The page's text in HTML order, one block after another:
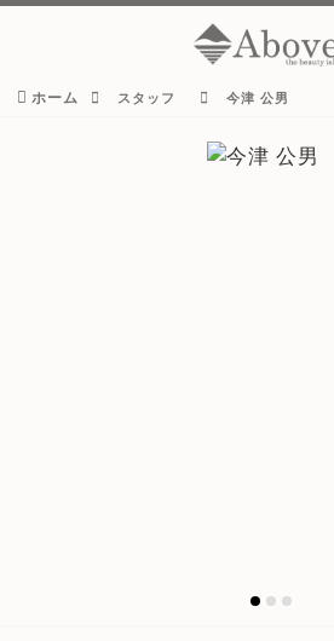
ホーム スタッフ 今津 公男